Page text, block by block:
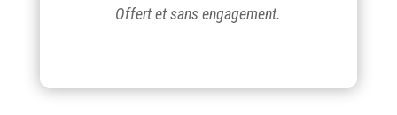
Offert et sans engagement.